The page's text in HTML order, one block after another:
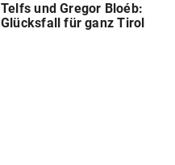
Telfs und Gregor Bloéb:
Glücksfall für ganz Tirol